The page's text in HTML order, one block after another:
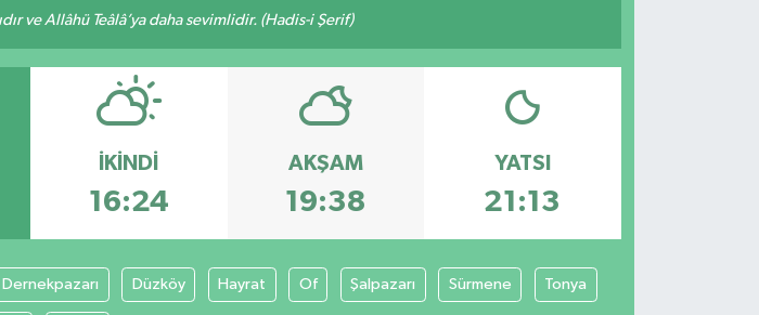
ve Allâhü Teâlâ’ya daha sevimlidir. (Hadis-i Şerif)
İKINDI
16:24
AKŞAM
19:38
YATSI
21:13
Dernekpazarı Düzköy Hayrat Of Şalpazarı Sürmene Tonya